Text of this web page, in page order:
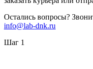
Остались вопросы?
info@lab-dnk.ru
Шаг 1